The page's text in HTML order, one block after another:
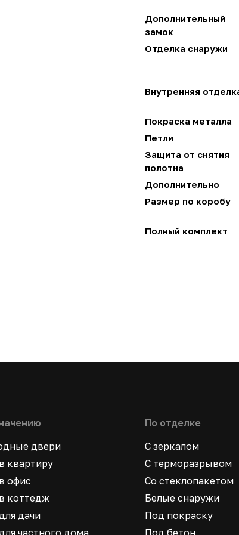
Дополнительный
замок
Отделка снаружи
Внутренняя
Покраска металла
Петли
Защита от снятия
полотна
Дополнительно
Размер по коробу
Полный комплект
двери
квартиру
офис
коттедж
дачи
частного дома
По отделке
С зеркалом
С терморазрывом
Со стеклопакетом
Белые снаружи
Под покраску
Под бетон